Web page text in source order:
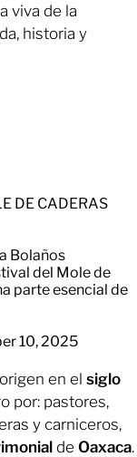
viva de la
historia y
DE CADERAS
Bolaños
del Mole de
parte esencial de
10, 2025
en el siglo
por: pastores,
y carniceros,
de Oaxaca.